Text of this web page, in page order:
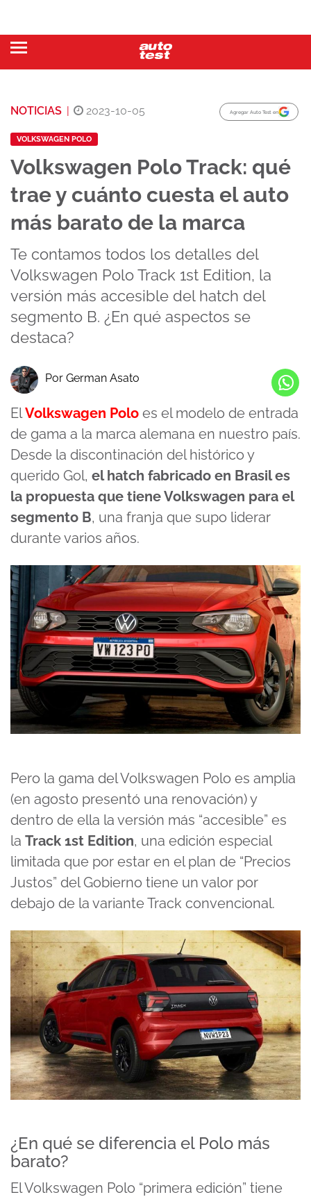
NOTICIAS | 2023-10-05 Agregar Auto Test en
VOLKSWAGEN POLO
Volkswagen Polo Track: qué
trae y cuánto cuesta el auto
más barato de la marca
Te contamos todos los detalles del
Volkswagen Polo Track 1st Edition, la
versión más accesible del hatch del
segmento B. ¿En qué aspectos se
destaca?
Por German Asato
ElVolkswagen Polo es el modelo de entrada
de gama a la marca alemana en nuestro país.
Desde la discontinación del histórico y
querido Gol, el hatch fabricado en Brasil es
la propuesta que tiene Volkswagen para el
segmento B, una franja que supo liderar
durante varios años.
Pero la gama del Volkswagen Polo es amplia
(en agosto presentó una renovación) y
dentro de ella la versión más “accesible” es
la Track 1st Edition, una edición especial
limitada que por estar en el plan de “Precios
Justos” del Gobierno tiene un valor por
debajo de la variante Track convencional.
¿En qué se diferencia el Polo más
barato?
El Volkswagen Polo “primera edición” tiene